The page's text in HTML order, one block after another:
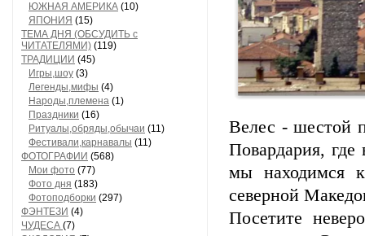
ЮЖНАЯ АМЕРИКА (10)
ЯПОНИЯ (15)
ТЕМА ДНЯ (ОБСУДИТЬ с
ЧИТАТЕЛЯМИ) (119)
ТРАДИЦИИ (45)
Игры,шоу (3)
Легенды,мифы (4)
Народы,племена (1)
Праздники (16)
Ритуалы,обряды,обычаи (11)
Фестивали,карнавалы (11)
ФОТОГРАФИИ (568)
Мои фото (77)
Фото дня (183)
Фотоподборки (297)
ФЭНТЕЗИ (4)
ЧУДЕСА (7)
Велес - шестой
Повардария, где
мы находимся
северной
Посетите